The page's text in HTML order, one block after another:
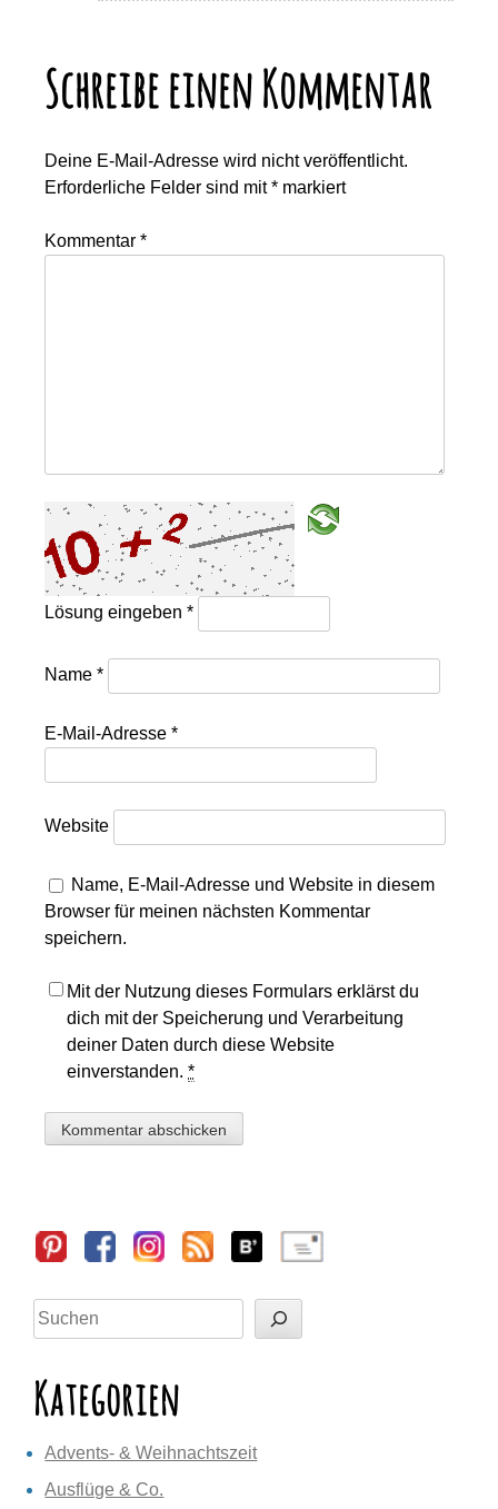
Schreibe einen Kommentar
Deine E-Mail-Adresse wird nicht veröffentlicht.
Erforderliche Felder sind mit* markiert
Kommentar*
Lösung eingeben*
Name*
E-Mail-Adresse*
Website
Name, E-Mail-Adresse und Website in diesem
Browser für meinen nächsten Kommentar
speichern.
Mit der Nutzung dieses Formulars erklärst du
dich mit der Speicherung und Verarbeitung
deiner Daten durch diese Website
einverstanden.*
Sidebar
Suchen
Kategorien
Advents- & Weihnachtszeit
Ausflüge & Co.